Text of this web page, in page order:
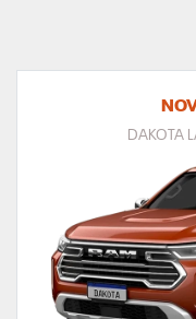
DAKOTA